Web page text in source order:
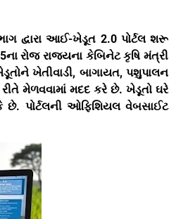
દ્વારા આઈ-ખેડૂત 2.0 પોર્ટલ શરૂ
રોજ રાજ્યના કેબિનેટ કૃષિ મંત્રી
ખેતીવાડી, બાગાયત, પશુપાલન
મેળવવામાં મદદ કરે છે. ખેડૂતો ઘરે
પોર્ટલની ઓફિશિયલ વેબસાઈટ